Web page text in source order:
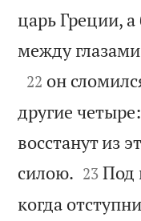
царь Греции,
между

22 он
другие
восстанут из
силою. 

23 Под
когда